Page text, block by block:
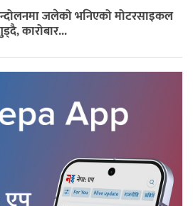
जलेको भनिएको मोटरसाइकल
कारोबार...